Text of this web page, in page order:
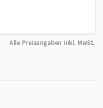
Alle Preisangaben inkl. MwSt.